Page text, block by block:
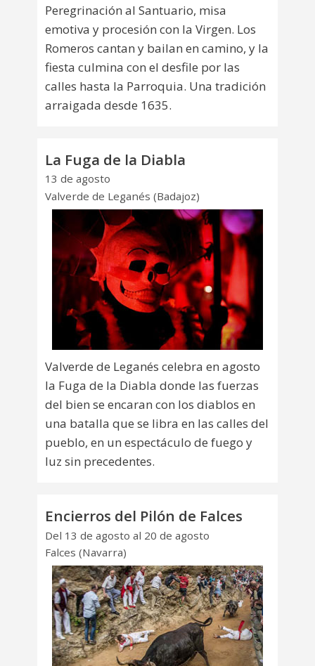
Peregrinación al Santuario, misa
emotiva y procesión con la Virgen. Los
Romeros cantan y bailan en camino, y la
fiesta culmina con el desfile por las
calles hasta la Parroquia. Una tradición
arraigada desde 1635.
La Fuga de la Diabla
13 de agosto
Valverde de Leganés (Badajoz)
Valverde de Leganés celebra en agosto
la Fuga de la Diabla donde las fuerzas
del bien se encaran con los diablos en
una batalla que se libra en las calles del
pueblo, en un espectáculo de fuego y
luz sin precedentes.
Encierros del Pilón de Falces
Del 13 de agosto al 20 de agosto
Falces (Navarra)